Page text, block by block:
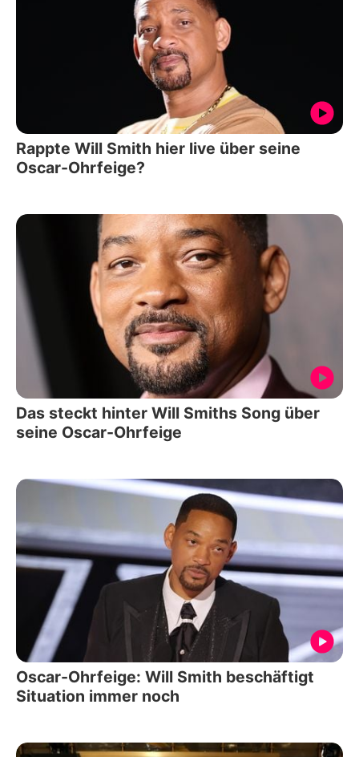
Rappte Will Smith hier live über seine
Oscar-Ohrfeige?
Das steckt hinter Will Smiths Song über
seine Oscar-Ohrfeige
Oscar-Ohrfeige: Will Smith beschäftigt
Situation immer noch